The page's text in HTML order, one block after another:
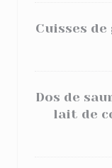
Cuisses
Dos de
lait de